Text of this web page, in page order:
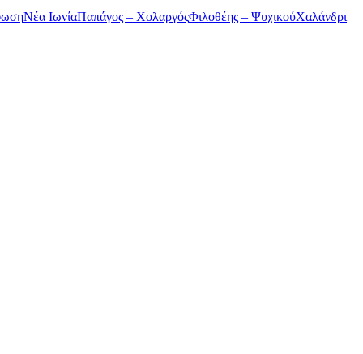
Νέα ΙωνίαΠαπάγος – ΧολαργόςΦιλοθέης – ΨυχικούΧαλάνδρι